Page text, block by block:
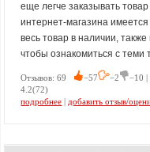
еще легче заказывать
интернет-магазина
весь товар в наличии,
чтобы ознакомиться с теми
Отзывов: 69 −57 −2
−10 |
4.2(72)
подробнее | добавить отзыв/